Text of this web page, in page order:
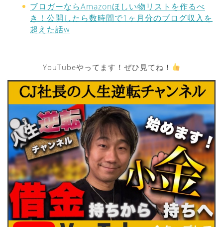
ブロガーならAmazonほしい物リストを作るべ
き！公開したら数時間で1ヶ月分のブログ収入を
超えた話w
YouTubeやってます！ぜひ見てね！